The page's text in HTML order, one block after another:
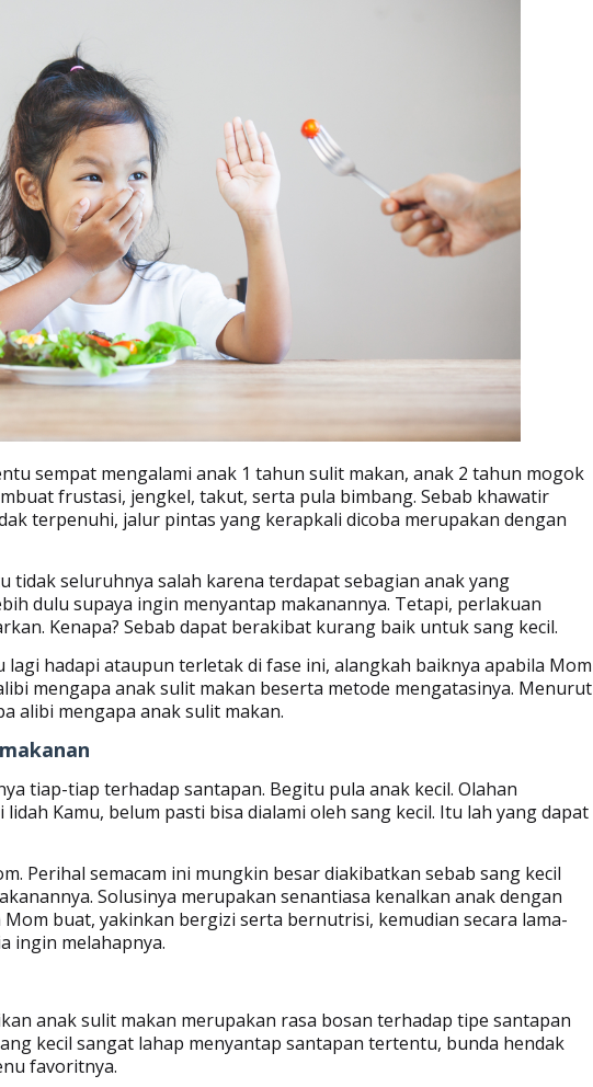
sempat mengalami anak 1 tahun sulit makan, anak 2 tahun mogok
frustasi, jengkel, takut, serta pula bimbang. Sebab khawatir
terpenuhi, jalur pintas yang kerapkali dicoba merupakan dengan
tidak seluruhnya salah karena terdapat sebagian anak yang
dulu supaya ingin menyantap makanannya. Tetapi, perlakuan
Kenapa? Sebab dapat berakibat kurang baik untuk sang kecil.
lagi hadapi ataupun terletak di fase ini, alangkah baiknya apabila Mom
mengapa anak sulit makan beserta metode mengatasinya. Menurut
alibi mengapa anak sulit makan.
tiap-tiap terhadap santapan. Begitu pula anak kecil. Olahan
Kamu, belum pasti bisa dialami oleh sang kecil. Itu lah yang dapat
Perihal semacam ini mungkin besar diakibatkan sebab sang kecil
Solusinya merupakan senantiasa kenalkan anak dengan
buat, yakinkan bergizi serta bernutrisi, kemudian secara lama-
ingin melahapnya.
anak sulit makan merupakan rasa bosan terhadap tipe santapan
kecil sangat lahap menyantap santapan tertentu, bunda hendak
favoritnya.